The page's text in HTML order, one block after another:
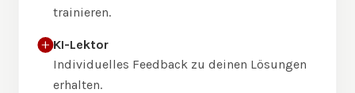
trainieren.
KI-Lektor
Individuelles Feedback zu deinen Lösungen
erhalten.